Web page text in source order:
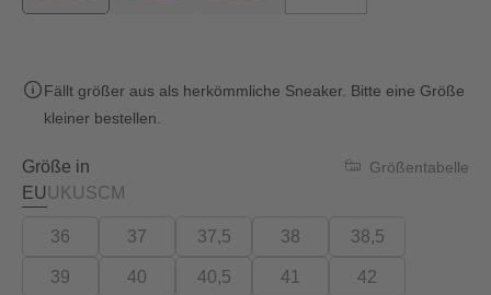
Fällt größer aus als herkömmliche Sneaker. Bitte eine Größe
kleiner bestellen.
Größe in
EUUKUSCM
Größentabelle
36 37 37,5 38 38,5
39 40 40,5 41 42